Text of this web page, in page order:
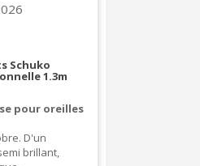
Schuko
1.3m
pour oreilles
D'un
brillant,